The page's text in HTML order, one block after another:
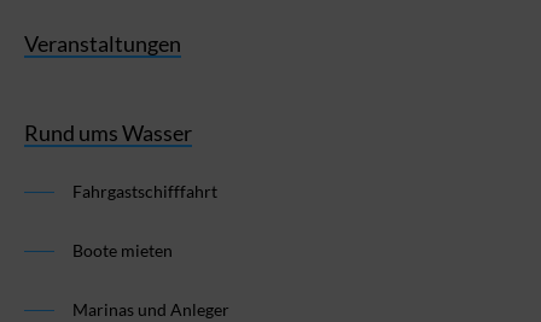
Veranstaltungen
Rund ums Wasser
Fahrgastschifffahrt
Boote mieten
Marinas und Anleger